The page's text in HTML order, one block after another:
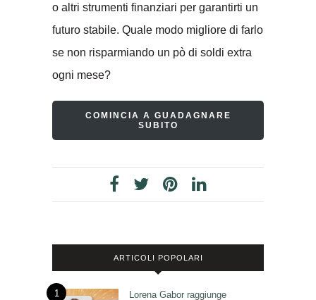
o altri strumenti finanziari per garantirti un
futuro stabile. Quale modo migliore di farlo
se non risparmiando un pò di soldi extra
ogni mese?
COMINCIA A GUADAGNARE
SUBITO
ARTICOLI POPOLARI
1
Lorena Gabor raggiunge